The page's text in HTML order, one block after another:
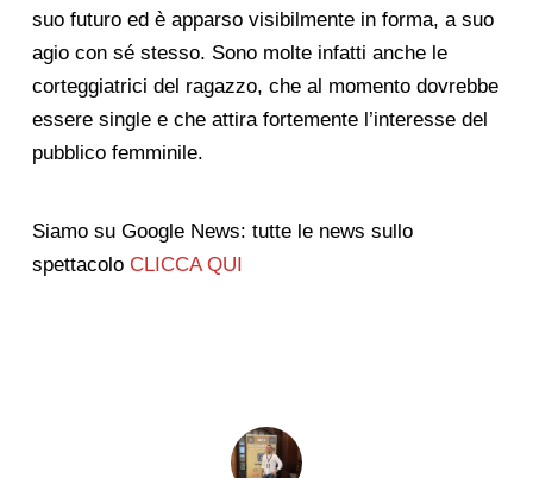
suo futuro ed è apparso visibilmente in forma, a suo
agio con sé stesso. Sono molte infatti anche le
corteggiatrici del ragazzo, che al momento dovrebbe
essere single e che attira fortemente l’interesse del
pubblico femminile.
Siamo su Google News: tutte le news sullo
spettacolo CLICCA QUI